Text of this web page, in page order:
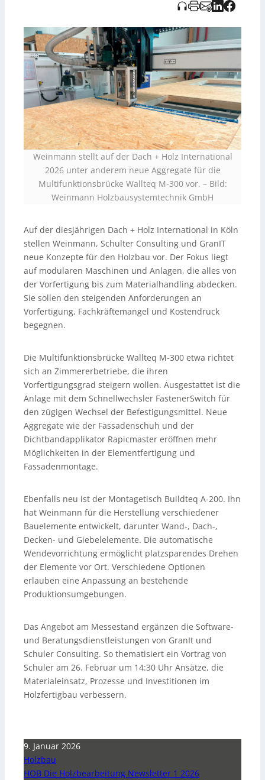
, neue Aggregate wie
Fassadenmontage sowie der Montagetisch
BuildTech
A200 für unterschiedliche Bauelemente (u. a. Wand-,
Dach- und Giebelelemente) inklusive automatischer
Wendevorrichtung. Ergänzend bieten Grand IT und
Schuler Consulting Software- und Beratungsleistungen;
Schuler hält am 26. Februar um 14:30 Uhr einen Vortrag
zur Optimierung von Materialeinsatz, Prozessen und
Investitionen im Holzfertigbau.
Weinmann stellt auf der Dach + Holz International
2026 unter anderem neue Aggregate für die
Multifunktionsbrücke Wallteq M-300 vor. – Bild:
Weinmann Holzbausystemtechnik GmbH
Auf der diesjährigen Dach + Holz International in Köln
stellen Weinmann, Schulter Consulting und GranIT
neue Konzepte für den Holzbau vor. Der Fokus liegt
auf modularen Maschinen und Anlagen, die alles von
der Vorfertigung bis zum Materialhandling abdecken.
Sie sollen den steigenden Anforderungen an
Vorfertigung, Fachkräftemangel und Kostendruck
begegnen.
Die Multifunktionsbrücke Wallteq M-300 etwa richtet
sich an Zimmererbetriebe, die ihren
Vorfertigungsgrad steigern wollen. Ausgestattet ist die
Anlage mit dem Schnellwechsler FastenerSwitch für
den zügigen Wechsel der Befestigungsmittel. Neue
Aggregate wie der Fassadenschuh und der
Dichtbandapplikator Rapicmaster eröffnen mehr
Möglichkeiten in der Elementfertigung und
Fassadenmontage.
Ebenfalls neu ist der Montagetisch Buildteq A-200. Ihn
hat Weinmann für die Herstellung verschiedener
Bauelemente entwickelt, darunter Wand-, Dach-,
Decken- und Giebelelemente. Die automatische
Wendevorrichtung ermöglicht platzsparendes Drehen
der Elemente vor Ort. Verschiedene Optionen
erlauben eine Anpassung an bestehende
Produktionsumgebungen.
Das Angebot am Messestand ergänzen die Software-
und Beratungsdienstleistungen von GranIt und
Schuler Consulting. So thematisiert ein Vortrag von
Schuler am 26. Februar um 14:30 Uhr Ansätze, die
Materialeinsatz, Prozesse und Investitionen im
Holzfertigbau verbessern.
9. Januar 2026
Holzbau
HOB Die Holzbearbeitung Newsletter 1 2026